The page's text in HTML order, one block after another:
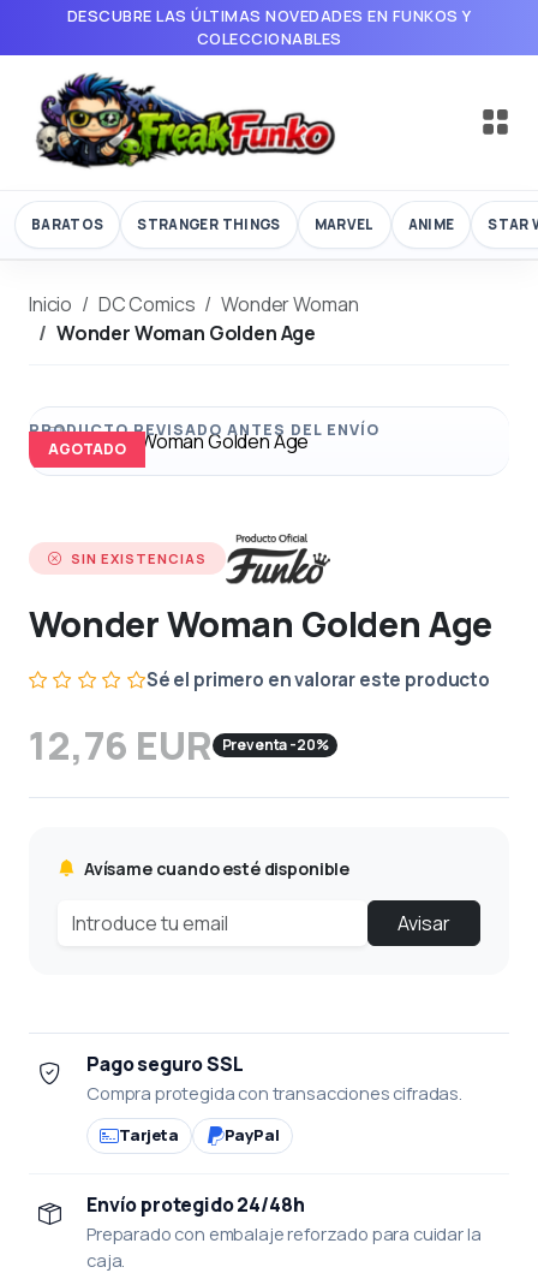
DESCUBRE LAS ÚLTIMAS NOVEDADES EN FUNKOS Y
COLECCIONABLES
BARATOS STRANGER THINGS MARVEL ANIME STAR
Inicio DC Comics
Wonder Woman
Wonder Woman Golden Age
AGOTADO
SIN EXISTENCIAS
Wonder Woman Golden Age
Sé el primero en valorar este producto
12,76 EUR Preventa -20%
Avísame cuando esté disponible
Avisar
Pago seguro SSL
Compra protegida con transacciones cifradas.
Tarjeta PayPal
Envío protegido 24/48h
Preparado con embalaje reforzado para cuidar la
caja.